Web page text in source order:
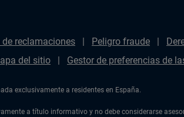
de reclamaciones Peligro fraude
del sitio Gestor de preferencias de
exclusivamente a residentes en España.
a título informativo y no debe considerarse